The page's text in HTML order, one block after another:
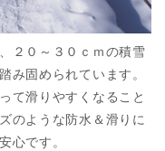
２０～３０ｃｍの積雪
み固められています。
て滑りやすくなること
のような防水＆滑りに
心です。